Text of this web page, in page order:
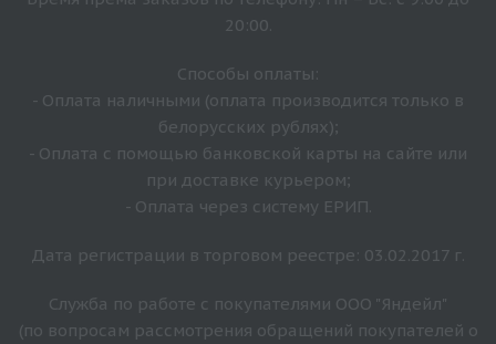
20:00.
Способы оплаты:
- Оплата наличными (оплата производится только в
белорусских рублях);
- Оплата с помощью банковской карты на сайте или
при доставке курьером;
- Оплата через систему ЕРИП.
Дата регистрации в торговом реестре: 03.02.2017 г.
Служба по работе с покупателями ООО "Яндейл"
(по вопросам рассмотрения обращений покупателей о